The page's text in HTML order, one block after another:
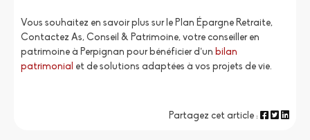
Vous souhaitez en savoir plus sur le Plan Épargne Retraite,
Contactez As, Conseil & Patrimoine, votre conseiller en
patrimoine à Perpignan pour bénéficier d’un bilan
patrimonial et de solutions adaptées à vos projets de vie.
Partagez cet article :